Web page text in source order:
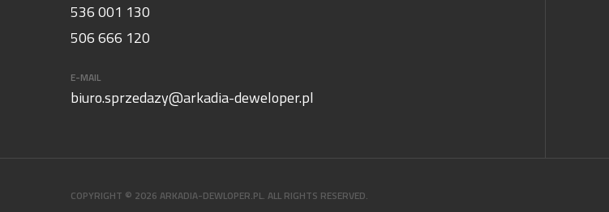
536 001 130
506 666 120
E-MAIL
biuro.sprzedazy@arkadia-deweloper.pl
COPYRIGHT © 2026 ARKADIA-DEWLOPER.PL. ALL RIGHTS RESERVED.